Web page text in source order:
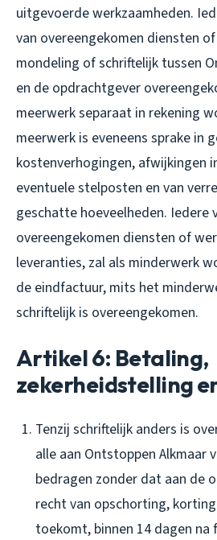
uitgevoerde werkzaamheden.
van overeengekomen diensten
mondeling of schriftelijk tussen
en de opdrachtgever
meerwerk separaat in rekening
meerwerk is eveneens sprake in
kostenverhogingen, afwijkingen
eventuele stelposten en van
geschatte hoeveelheden. Iedere
overeengekomen diensten of
leveranties, zal als minderwerk
de eindfactuur, mits het
schriftelijk is overeengekomen.
Artikel 6: Betaling,
zekerheidstelling
Tenzij schriftelijk anders is
alle aan Ontstoppen Alkmaar
bedragen zonder dat aan de
recht van opschorting,
toekomt, binnen 14 dagen